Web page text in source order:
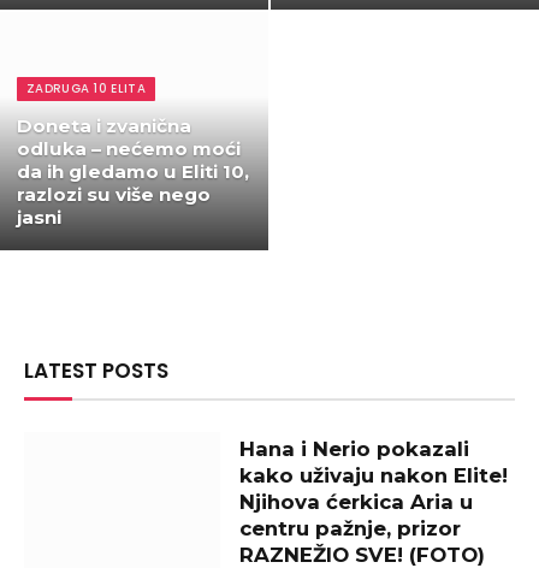
ZADRUGA 10 ELITA
Doneta i zvanična
odluka – nećemo moći
da ih gledamo u Eliti 10,
razlozi su više nego
jasni
LATEST POSTS
Hana i Nerio pokazali
kako uživaju nakon Elite!
Njihova ćerkica Aria u
centru pažnje, prizor
RAZNEŽIO SVE! (FOTO)